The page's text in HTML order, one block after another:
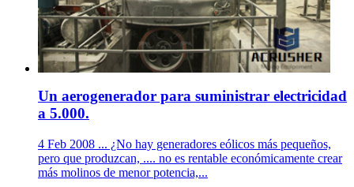
Un aerogenerador para suministrar electricidad
a 5.000.
4 Feb 2008 ... ¿No hay generadores eólicos más pequeños,
pero que produzcan, .... no es rentable económicamente crear
más molinos de menor potencia,...